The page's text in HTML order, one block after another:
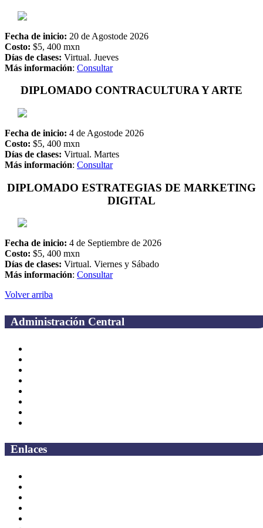
Fecha de inicio: 20 de Agostode 2026
Costo: $5, 400 mxn
Días de clases: Virtual. Jueves
Más información: Consultar
DIPLOMADO CONTRACULTURA Y ARTE
Fecha de inicio: 4 de Agostode 2026
Costo: $5, 400 mxn
Días de clases: Virtual. Martes
Más información: Consultar
DIPLOMADO ESTRATEGIAS DE MARKETING
DIGITAL
Fecha de inicio: 4 de Septiembre de 2026
Costo: $5, 400 mxn
Días de clases: Virtual. Viernes y Sábado
Más información: Consultar
Volver arriba
Administración Central
Enlaces